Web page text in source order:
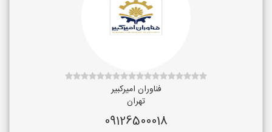
فناوران امیرکبیر
تهران
09126500018